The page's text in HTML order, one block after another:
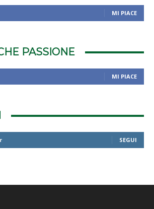
MI PIACE
PASSIONE
MI PIACE
SEGUI